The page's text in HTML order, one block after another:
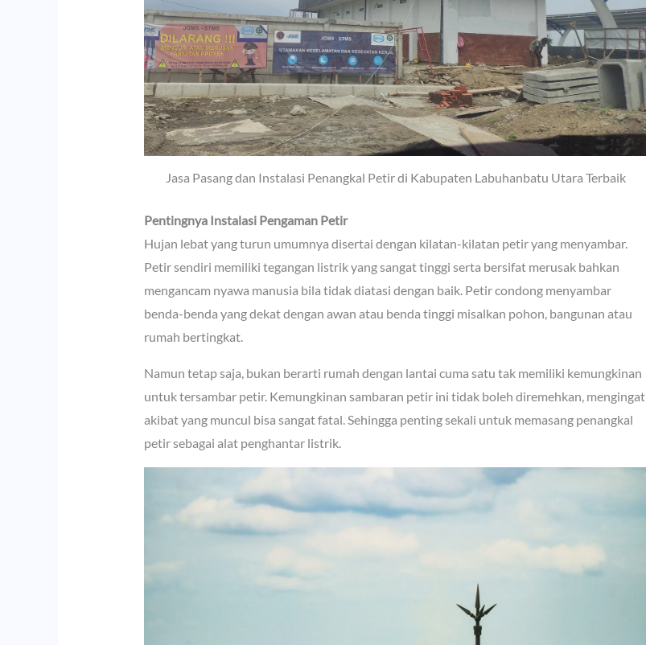
Jasa Pasang dan Instalasi Penangkal Petir di Kabupaten Labuhanbatu Utara Terbaik
Pentingnya Instalasi Pengaman Petir
Hujan lebat yang turun umumnya disertai dengan kilatan-kilatan petir yang menyambar.
Petir sendiri memiliki tegangan listrik yang sangat tinggi serta bersifat merusak bahkan
mengancam nyawa manusia bila tidak diatasi dengan baik. Petir condong menyambar
benda-benda yang dekat dengan awan atau benda tinggi misalkan pohon, bangunan atau
rumah bertingkat.
Namun tetap saja, bukan berarti rumah dengan lantai cuma satu tak memiliki kemungkinan
untuk tersambar petir. Kemungkinan sambaran petir ini tidak boleh diremehkan, mengingat
akibat yang muncul bisa sangat fatal. Sehingga penting sekali untuk memasang penangkal
petir sebagai alat penghantar listrik.